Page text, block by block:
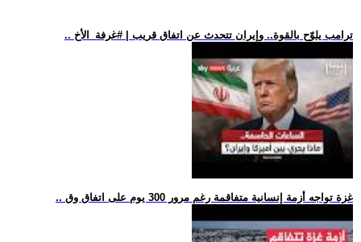
.. ترامب يلوّح بالقوة.. وإيران تتحدث عن اتفاق قريب | #غرفة_الأخ
.. غزة تواجه أزمة إنسانية متفاقمة رغم مرور 300 يوم على اتفاق وق